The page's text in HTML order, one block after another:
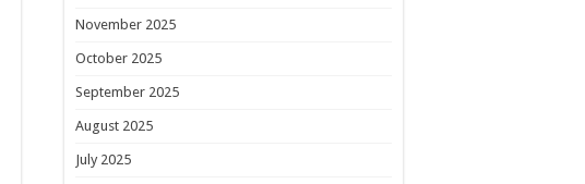
November 2025
October 2025
September 2025
August 2025
July 2025